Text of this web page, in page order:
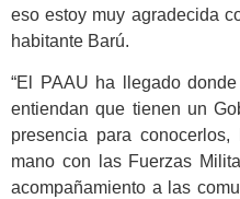
eso estoy muy agradecida
habitante Barú.
“El PAAU ha llegado
entiendan que tienen un
presencia para
mano con las Fuerzas
acompañamiento a las